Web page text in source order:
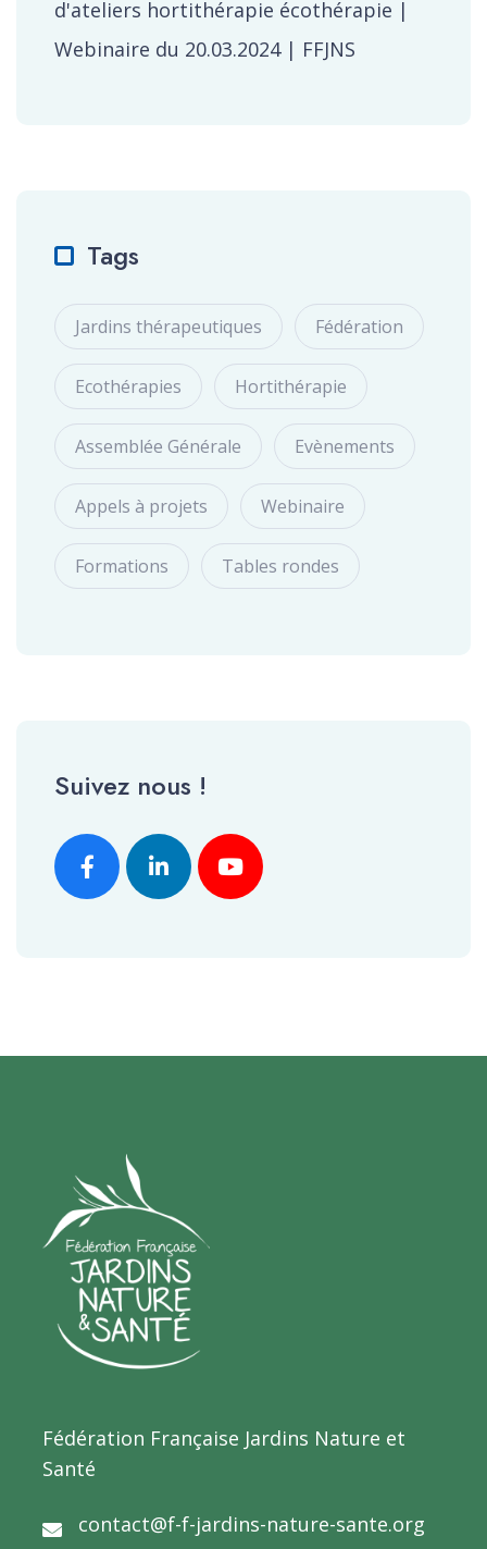
d'ateliers hortithérapie écothérapie |
Webinaire du 20.03.2024 | FFJNS
Tags
Jardins thérapeutiques Fédération
Ecothérapies Hortithérapie
Assemblée Générale Evènements
Appels à projets Webinaire
Formations Tables rondes
Suivez nous !
Fédération Française Jardins Nature et
Santé
contact@f-f-jardins-nature-sante.org